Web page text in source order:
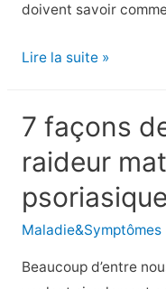
doivent savoir
Comment
VIH
:
choses
que
votre
médecin
Lire la suite »
7 façons
raideur
psoriasique
Maladie&Symptômes
Beaucoup d’entre